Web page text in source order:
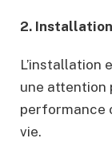
2.
L’installation
une attention
performance
vie.